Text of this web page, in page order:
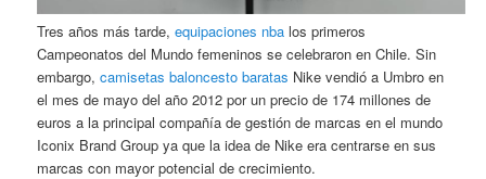
Tres años más tarde,equipaciones nba los primeros
Campeonatos del Mundo femeninos se celebraron en Chile. Sin
embargo,camisetas baloncesto baratas Nike vendió a Umbro en
el mes de mayo del año 2012 por un precio de 174 millones de
euros a la principal compañía de gestión de marcas en el mundo
Iconix Brand Group ya que la idea de Nike era centrarse en sus
marcas con mayor potencial de crecimiento.